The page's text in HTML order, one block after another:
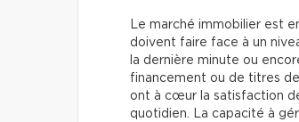
Le marché immobilier est
doivent faire face à un
la dernière minute ou
financement ou de titres
ont à cœur la satisfaction
quotidien. La capacité à